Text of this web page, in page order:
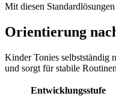
Mit diesen
Orientierung
Kinder Tonies selbstständig
und sorgt für stabile
Entwicklungsstufe